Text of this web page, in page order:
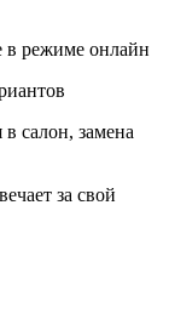
в режиме онлайн
салон, замена
за свой